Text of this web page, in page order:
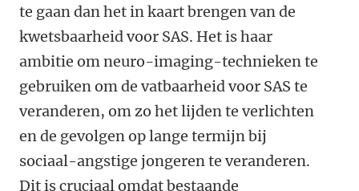
te gaan dan het in kaart brengen van de
kwetsbaarheid voor SAS. Het is haar
ambitie om neuro-imaging-technieken te
gebruiken om de vatbaarheid voor SAS te
veranderen, om zo het lijden te verlichten
en de gevolgen op lange termijn bij
sociaal-angstige jongeren te veranderen.
Dit is cruciaal omdat bestaande